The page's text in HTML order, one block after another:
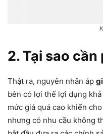
2. Tại sao
Thật ra, nguyên nhân áp
bên có lợi thế lợi dụng
mức giá quá cao khiến
nhưng có nhu cầu không